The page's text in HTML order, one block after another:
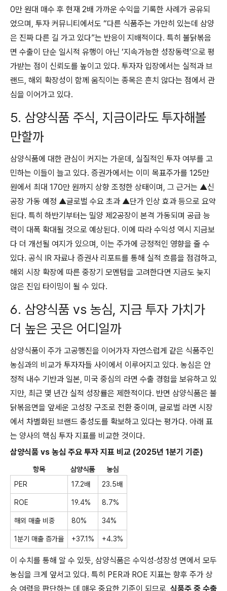
0만 원대 매수 후 현재 2배 가까운 수익을 기록한 사례가 공유되
었으며, 투자 커뮤니티에서도 “다른 식품주는 가만히 있는데 삼양
은 진짜 다른 길 가고 있다”는 반응이 지배적이다. 특히 불닭볶음
면 수출이 단순 일시적 유행이 아닌 ‘지속가능한 성장동력’으로 평
가받는 점이 신뢰도를 높이고 있다. 투자자 입장에서는 실적과 브
랜드, 해외 확장성이 함께 움직이는 종목은 흔치 않다는 점에서 관
심을 이어가고 있다.
5. 삼양식품 주식, 지금이라도 투자해볼
만할까
삼양식품에 대한 관심이 커지는 가운데, 실질적인 투자 여부를 고
민하는 이들이 늘고 있다. 증권가에서는 이미 목표주가를 125만
원에서 최대 170만 원까지 상향 조정한 상태이며, 그 근거는 ▲신
공장 가동 예정 ▲글로벌 수요 초과 ▲단가 인상 효과 등으로 요약
된다. 특히 하반기부터는 밀양 제2공장이 본격 가동되며 공급 능
력이 대폭 확대될 것으로 예상된다. 이에 따라 수익성 역시 지금보
다 더 개선될 여지가 있으며, 이는 주가에 긍정적인 영향을 줄 수
있다. 공식 IR 자료나 증권사 리포트를 통해 실적 흐름을 점검하고,
해외 시장 확장에 따른 중장기 모멘텀을 고려한다면 지금도 늦지
않은 진입 타이밍이 될 수 있다.
6. 삼양식품 vs 농심, 지금 투자 가치가
더 높은 곳은 어디일까
삼양식품이 주가 고공행진을 이어가자 자연스럽게 같은 식품주인
농심과의 비교가 투자자들 사이에서 이루어지고 있다. 농심은 안
정적 내수 기반과 일본, 미국 중심의 라면 수출 경험을 보유하고 있
지만, 최근 몇 년간 실적 성장률은 제한적이다. 반면 삼양식품은 불
닭볶음면을 앞세운 고성장 구조로 전환 중이며, 글로벌 라면 시장
에서 차별화된 브랜드 충성도를 확보하고 있다는 평가다. 아래 표
는 양사의 핵심 투자 지표를 비교한 것이다.
삼양식품 vs 농심 주요 투자 지표 비교 (2025년 1분기 기준)
항목 삼양식품
농심
PER
17.2배 23.5배
ROE 19.4% 8.7%
해외 매출 비중 80% 34%
1분기 매출 증가율 +37.1% +4.3%
이 수치를 통해 알 수 있듯, 삼양식품은 수익성·성장성 면에서 모두
농심을 크게 앞서고 있다. 특히 PER과 ROE 지표는 향후 주가 상
승 여력을 판단하는 데 매우 중요한 기준이 되므로, 식품주 중 수출